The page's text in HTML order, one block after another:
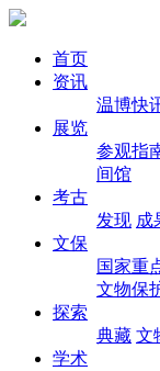
首页
资讯
温博快
展览
参观指
间馆
考古
发现 成
文保
国家重
文物保
探索
典藏 文
学术